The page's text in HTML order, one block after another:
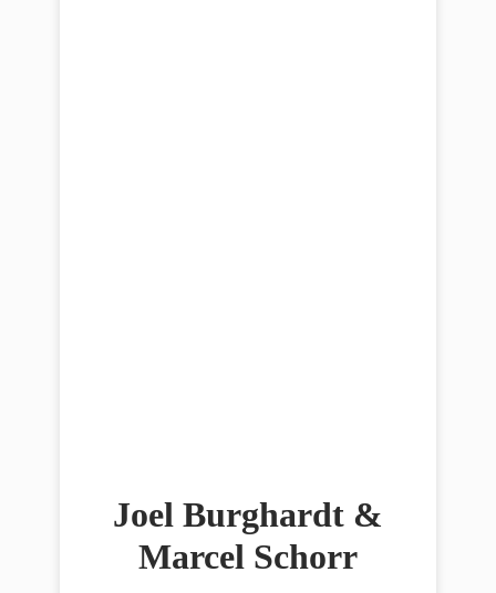
Joel Burghardt &
Marcel Schorr